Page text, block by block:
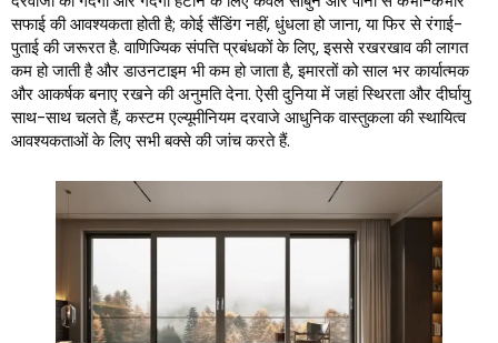
सफाई की आवश्यकता होती है; कोई सैंडिंग नहीं, धुंधला हो जाना, या फिर से रंगाई-
पुताई की जरूरत है. वाणिज्यिक संपत्ति प्रबंधकों के लिए, इससे रखरखाव की लागत
कम हो जाती है और डाउनटाइम भी कम हो जाता है, इमारतों को साल भर कार्यात्मक
और आकर्षक बनाए रखने की अनुमति देना. ऐसी दुनिया में जहां स्थिरता और दीर्घायु
साथ-साथ चलते हैं, कस्टम एल्यूमीनियम दरवाजे आधुनिक वास्तुकला की स्थायित्व
आवश्यकताओं के लिए सभी बक्से की जांच करते हैं.